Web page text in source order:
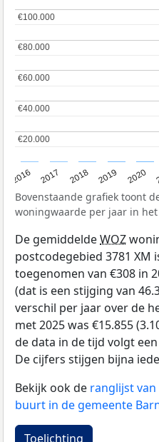
2016 2017 2018 2019 2020
€20.000
€20.000
€40.000
€40.000
€60.000
€60.000
€80.000
€80.000
€100.000
€100.000
Bovenstaande grafiek toont
woningwaarde per jaar in
De gemiddeldeWOZ
postcodegebied 3781 XM
toegenomen van €308 in
(dat is een stijging van
verschil per jaar over de
met 2025 was €15.855
de data in de tijd volgt
De cijfers stijgen bijna
Bekijk ook de ranglijst
buurt in de gemeente
Toelichting